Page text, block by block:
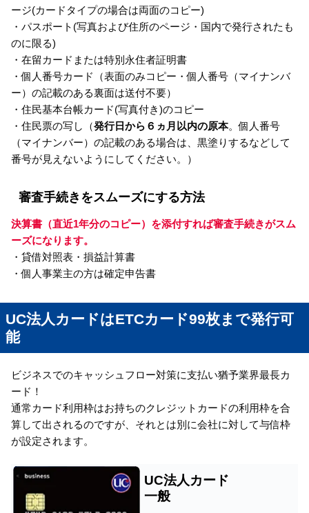
ージ(カードタイプの場合は両面のコピー)
・パスポート(写真および住所のページ・国内で発行されたも
のに限る)
・在留カードまたは特別永住者証明書
・個人番号カード（表面のみコピー・個人番号（マイナンバ
ー）の記載のある裏面は送付不要）
・住民基本台帳カード(写真付き)のコピー
・住民票の写し（発行日から６ヵ月以内の原本。個人番号
（マイナンバー）の記載のある場合は、黒塗りするなどして
番号が見えないようにしてください。）
審査手続きをスムーズにする方法
決算書（直近1年分のコピー）を添付すれば審査手続きがスム
ーズになります。
・貸借対照表・損益計算書
・個人事業主の方は確定申告書
UC法人カードはETCカード99枚まで発行可
能
ビジネスでのキャッシュフロー対策に支払い猶予業界最長カ
ード！
通常カード利用枠はお持ちのクレジットカードの利用枠を合
算して出されるのですが、それとは別に会社に対して与信枠
が設定されます。
UC法人カード
一般